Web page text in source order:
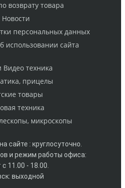
возврату товара
Новости
персональных данных
использовании сайта
Видео техника
прицелы
товары
техника
микроскопы
сайте : круглосуточно.
и режим работы офиса:
с 11.00 - 18.00.
выходной